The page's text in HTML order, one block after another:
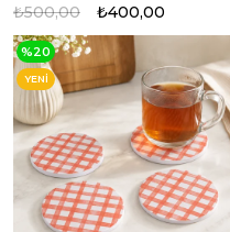
₺400,00
₺500,00
%20
YENI
ÜRÜN